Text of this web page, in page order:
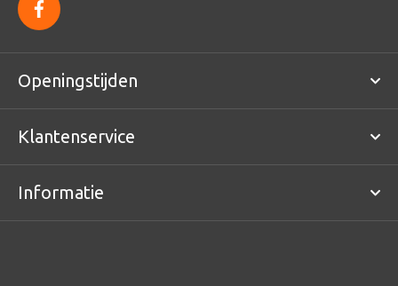
f
a
c
e
o
o
Openingstijden
Klantenservice
Informatie